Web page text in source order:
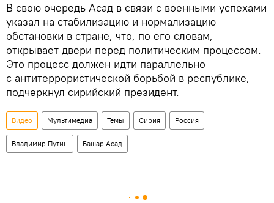
В свою очередь Асад в связи с военными успехами
указал на стабилизацию и нормализацию
обстановки в стране, что, по его словам,
открывает двери перед политическим процессом.
Это процесс должен идти параллельно
с антитеррористической борьбой в республике,
подчеркнул сирийский президент.
Видео Мультимедиа Темы Сирия Россия
Владимир Путин Башар Асад